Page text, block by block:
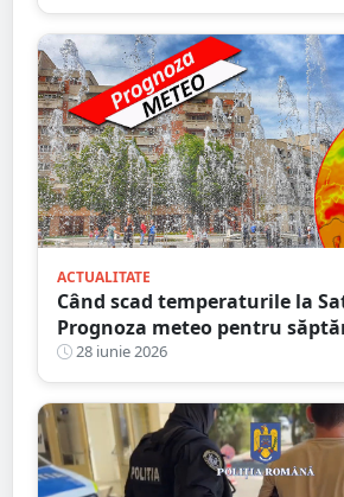
ACTUALITATE
Când scad temperaturile la
Prognoza meteo pentru
următoare
28 iunie 2026